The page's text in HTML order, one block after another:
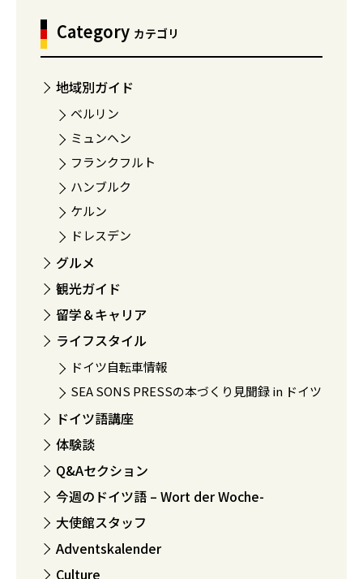
Category カテゴリ
地域別ガイド
ベルリン
ミュンヘン
フランクフルト
ハンブルク
ケルン
ドレスデン
グルメ
観光ガイド
留学＆キャリア
ライフスタイル
ドイツ自転車情報
SEA SONS PRESSの本づくり見聞録 in ドイツ
ドイツ語講座
体験談
Q&Aセクション
今週のドイツ語 – Wort der Woche-
大使館スタッフ
Adventskalender
Culture